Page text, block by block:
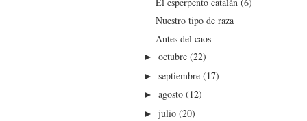
Nuestro tipo de raza
Antes del caos
►octubre(22)
►septiembre(17)
►agosto(12)
►julio(20)